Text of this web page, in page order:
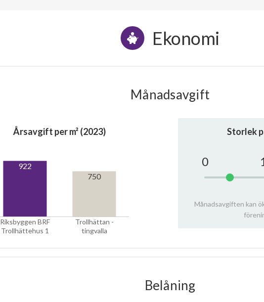
Ekonomi
Månadsavgift
Årsavgift per m² (2023)
Riksbyggen BRF
Trollhättehus 1
Trollhättan -
tingvalla
922
750
Storlek
0
Månadsavgiften kan
Belåning